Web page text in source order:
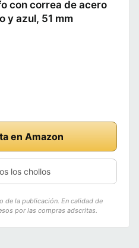
con correa de acero
y azul, 51 mm
en Amazon
los chollos
de la publicación. En calidad de
por las compras adscritas.